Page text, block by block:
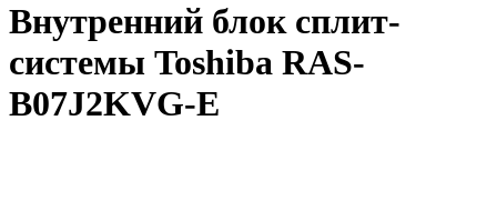
Внутренний блок сплит-
системы Toshiba RAS-
B07J2KVG-E